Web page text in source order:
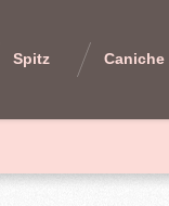
Spitz Caniche